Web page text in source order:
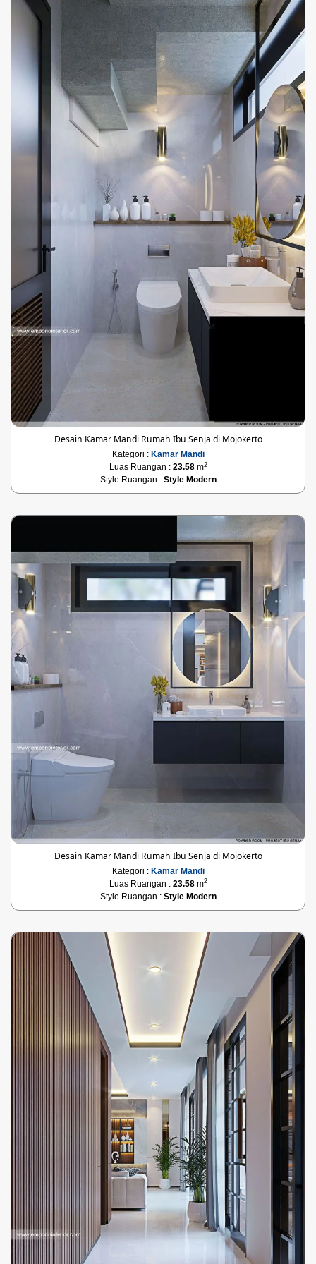
Desain Kamar Mandi Rumah Ibu Senja di Mojokerto
Kategori : Kamar Mandi
Luas Ruangan : 23.58m2
Style Ruangan : Style Modern
Desain Kamar Mandi Rumah Ibu Senja di Mojokerto
Kategori : Kamar Mandi
Luas Ruangan : 23.58m2
Style Ruangan : Style Modern